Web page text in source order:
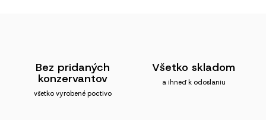
Bez pridaných
konzervantov
všetko vyrobené poctivo
Všetko skladom
a ihneď k odoslaniu